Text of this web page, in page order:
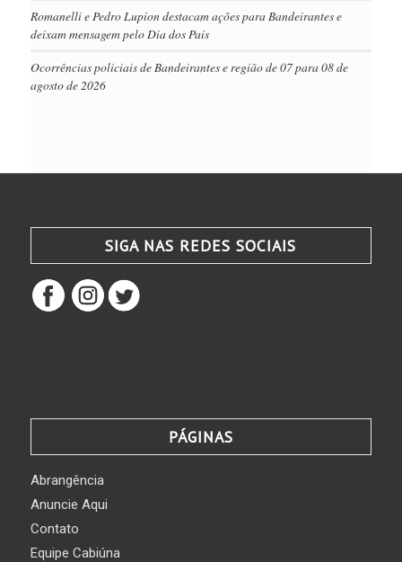
Romanelli e Pedro Lupion destacam ações para Bandeirantes e
deixam mensagem pelo Dia dos Pais
Ocorrências policiais de Bandeirantes e região de 07 para 08 de
agosto de 2026
SIGA NAS REDES SOCIAIS
PÁGINAS
Abrangência
Anuncie Aqui
Contato
Equipe Cabiúna